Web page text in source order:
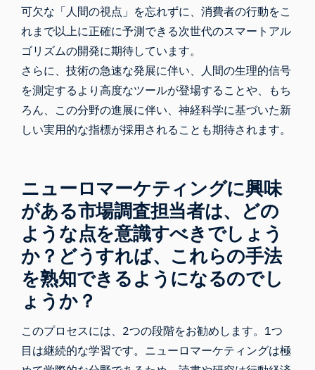
可欠な「人間の視点」を忘れずに、消費者の行動をこ
れまで以上に正確に予測できる次世代のスマートアル
ゴリズムの開発に期待しています。
さらに、技術の急速な発展に伴い、人間の生理的信号
を測定するより高度なツールが登場することや、もち
ろん、この分野の進展に伴い、神経科学に基づいた新
しい実用的な指標が採用されることも期待されます。
ニューロマーケティングに興味
がある市場調査担当者は、どの
ような点を意識すべきでしょう
か？どうすれば、これらの手法
を熟知できるようになるのでし
ょうか？
このプロセスには、2つの段階をお勧めします。1つ
目は継続的な学習です。ニューロマーケティングは極